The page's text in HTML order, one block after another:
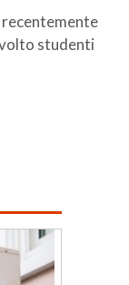
recentemente
studenti